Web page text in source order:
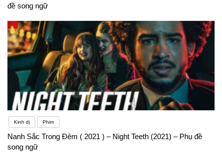
đề song ngữ
Kinh dị Phim
Nanh Sắc Trong Đêm ( 2021 ) – Night Teeth (2021) – Phụ đề
song ngữ